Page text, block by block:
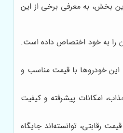
بخش، به معرفی برخی از این
توجهی از بازار خودروی ایران را به خود اختصاص داده است.
این خودروها با قیمت مناسب و
طراحی جذاب، امکانات پیشرفته و کیفیت
رقابتی، توانسته‌اند جایگاه